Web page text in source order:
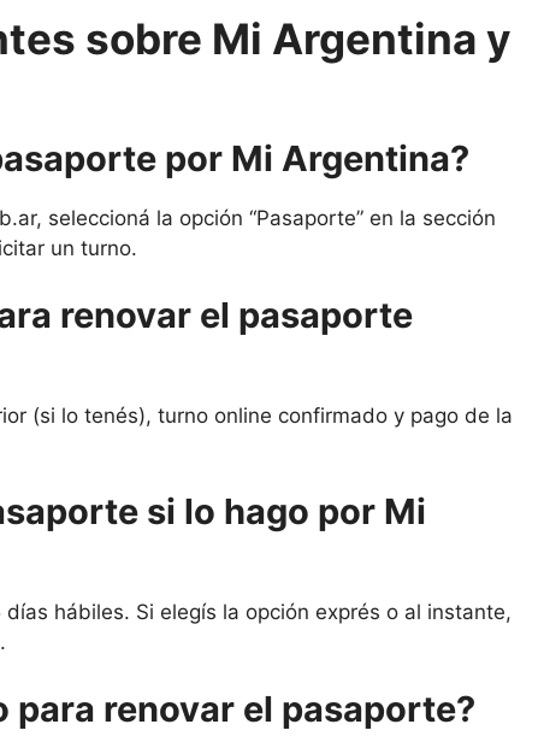
sobre Mi Argentina y
por Mi Argentina?
seleccioná la opción “Pasaporte” en la sección
un turno.
renovar el pasaporte
(si lo tenés), turno online confirmado y pago de la
si lo hago por Mi
hábiles. Si elegís la opción exprés o al instante,
para renovar el pasaporte?